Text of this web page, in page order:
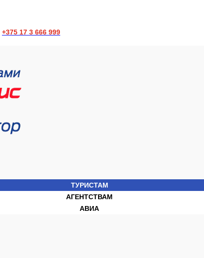
+375 17 3 666 999
ТУРИСТАМ
АГЕНТСТВАМ
АВИА